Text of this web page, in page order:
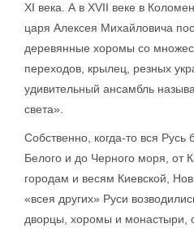
XI века. А в XVII веке в
царя Алексея Михайловича
деревянные хоромы со
переходов, крылец, резных
удивительный ансамбль
света».
Собственно, когда-то вся
Белого и до Черного моря, от
городам и весям Киевской,
«всея других» Руси
дворцы, хоромы и монастыри,